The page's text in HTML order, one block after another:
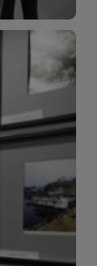
o
przez
Każde
kultury
lokalnej.
łatwo